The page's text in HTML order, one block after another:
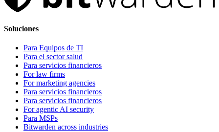
Soluciones
Para Equipos de TI
Para el sector salud
Para servicios financieros
For law firms
For marketing agencies
Para servicios financieros
Para servicios financieros
For agentic AI security
Para MSPs
Bitwarden across industries